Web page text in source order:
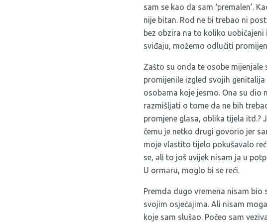
sam se kao da sam ‘premalen’.
nije bitan. Rod ne bi trebao ni
bez obzira na to koliko
sviđaju, možemo odlučiti
Zašto su onda te osobe
promijenile izgled svojih
osobama koje jesmo. Ona su dio
razmišljati o tome da ne bih
promjene glasa, oblika tijela itd.?
čemu je netko drugi govorio jer
moje vlastito tijelo pokušavalo
se, ali to još uvijek nisam ja u
U ormaru, moglo bi se reći.
Premda dugo vremena nisam bio
svojim osjećajima. Ali nisam
koje sam slušao. Počeo sam